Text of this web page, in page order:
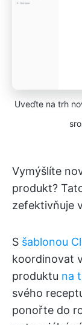
Uveďte na trh
Vymýšlíte
produkt?
zefektivňuje
S šablonou
koordinovat
produktu na
svého
ponořte do